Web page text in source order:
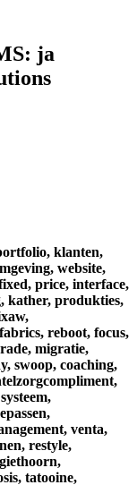
ja
klanten,
website,
price, interface,
kather, produkties,
reboot, focus,
migratie,
swoop, coaching,
systeem,
venta,
restyle,
giethoorn,
tatooine,